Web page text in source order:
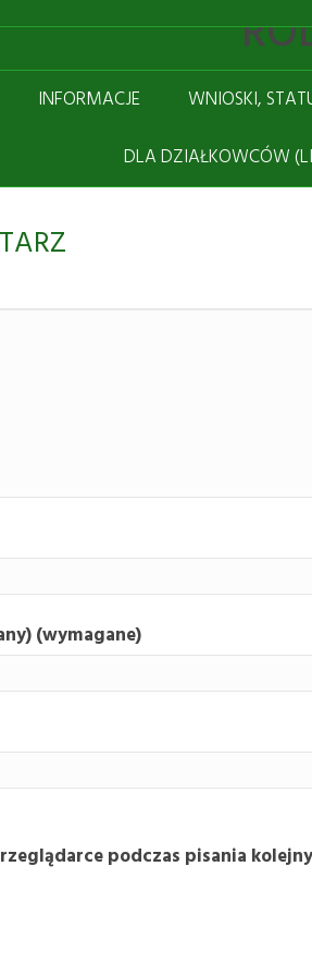
INFORMACJE WNIOSKI,
DLA DZIAŁKOWCÓW
(wymagane)
podczas pisania